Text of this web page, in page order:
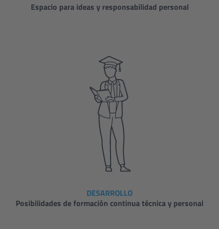
Espacio para ideas y responsabilidad personal
DESARROLLO
Posibilidades de formación continua técnica y personal